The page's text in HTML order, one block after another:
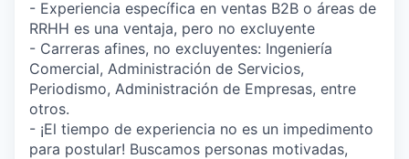
- Experiencia específica en ventas B2B o áreas de
RRHH es una ventaja, pero no excluyente
- Carreras afines, no excluyentes: Ingeniería
Comercial, Administración de Servicios,
Periodismo, Administración de Empresas, entre
otros.
- ¡El tiempo de experiencia no es un impedimento
para postular! Buscamos personas motivadas,